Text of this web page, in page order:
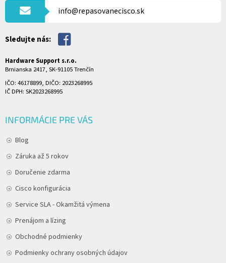
info@repasovanecisco.sk
Sledujte nás:
Hardware Support s.r.o.
Brnianska 2417, SK-91105 Trenčín
IČO: 46178899, DIČO: 2023268995
IČ DPH: SK2023268995
INFORMÁCIE PRE VÁS
Blog
Záruka až 5 rokov
Doručenie zdarma
Cisco konfigurácia
Service SLA - Okamžitá výmena
Prenájom a lízing
Obchodné podmienky
Podmienky ochrany osobných údajov